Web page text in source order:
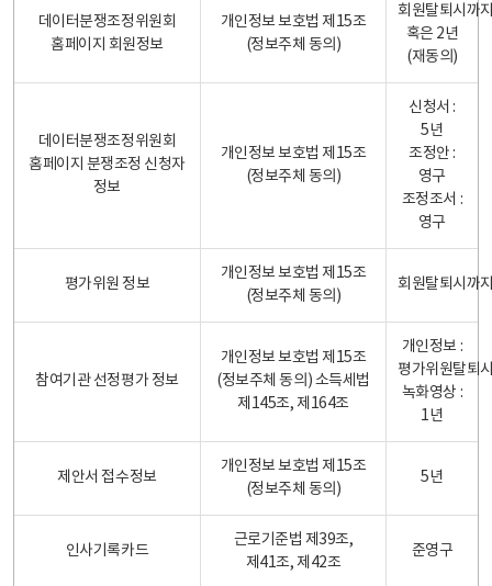
데이터분쟁조정위원회
홈페이지 회원정보
개인정보 보호법 제15조
(정보주체 동의)
회원탈퇴시까
혹은 2년
(재동의)
데이터분쟁조정위원회
홈페이지 분쟁조정 신청자
정보
개인정보 보호법 제15조
(정보주체 동의)
신청서 :
5년
조정안 :
영구
조정조서 :
영구
평가위원 정보
개인정보 보호법 제15조
(정보주체 동의)
회원탈퇴시까
참여기관 선정평가 정보
개인정보 보호법 제15조
(정보주체 동의) 소득세법
제145조, 제164조
개인정보 :
평가위원탈퇴
녹화영상 :
1년
제안서 접수정보
개인정보 보호법 제15조
(정보주체 동의)
5년
인사기록카드
근로기준법 제39조,
제41조, 제42조
준영구